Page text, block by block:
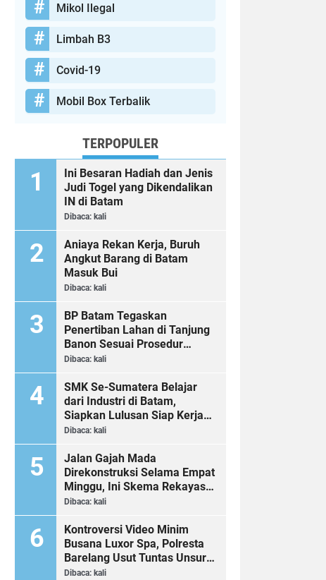
Mikol Ilegal
Limbah B3
Covid-19
Mobil Box Terbalik
TERPOPULER
Ini Besaran Hadiah dan Jenis
Judi Togel yang Dikendalikan
IN di Batam
Dibaca: kali
Aniaya Rekan Kerja, Buruh
Angkut Barang di Batam
Masuk Bui
Dibaca: kali
BP Batam Tegaskan
Penertiban Lahan di Tanjung
Banon Sesuai Prosedur
Hukum
Dibaca: kali
SMK Se-Sumatera Belajar
dari Industri di Batam,
Siapkan Lulusan Siap Kerja
Era Digital
Dibaca: kali
Jalan Gajah Mada
Direkonstruksi Selama Empat
Minggu, Ini Skema Rekayasa
Lalu Lintasnya
Dibaca: kali
Kontroversi Video Minim
Busana Luxor Spa, Polresta
Barelang Usut Tuntas Unsur
Pelanggaran Hukum
Dibaca: kali